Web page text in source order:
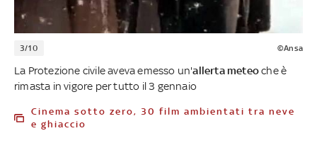
3/10 ©Ansa
La Protezione civile aveva emesso un'allerta meteoche è
rimasta in vigore per tutto il 3 gennaio
Cinema sotto zero, 30 film ambientati tra neve
e ghiaccio